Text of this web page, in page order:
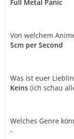
Full Metal Panic
Von welchem
5cm per Second
Was ist euer
Keins (ich schau
Welches Genre
-